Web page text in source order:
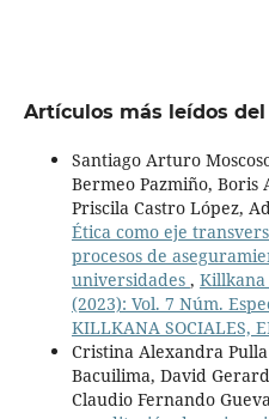
Artículos más leídos
Santiago Arturo
Bermeo Pazmiño, Boris
Priscila Castro López,
Ética como eje
procesos de
universidades , Killkana
(2023): Vol. 7 Núm.
KILLKANA SOCIALES,
Cristina Alexandra
Bacuilima, David
Claudio Fernando